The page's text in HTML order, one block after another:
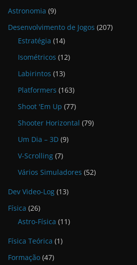
Astronomia (9)
Desenvolvimento de Jogos (207)
Estratégia (14)
Isométricos (12)
Labirintos (13)
Platformers (163)
Shoot 'Em Up (77)
Shooter Horizontal (79)
Um Dia – 3D (9)
V-Scrolling (7)
Vários Simuladores (52)
Dev Video-Log (13)
Física (26)
Astro-Física (11)
Física Teórica (1)
Formação (47)